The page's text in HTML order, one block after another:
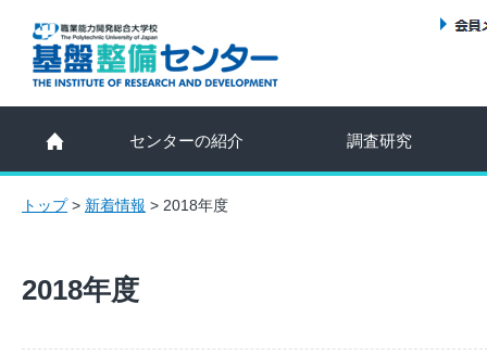
センターの紹介 調査研究
トップ> 新着情報 > 2018年度
2018年度